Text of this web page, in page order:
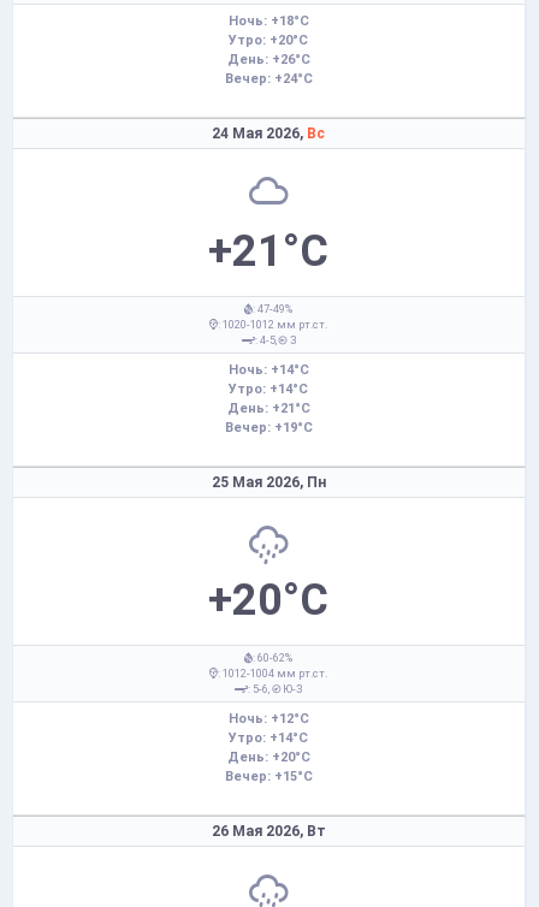
Ночь: +18°C
Утро: +20°C
День: +26°C
Вечер: +24°C
24 Мая 2026, Вс
+21°C
: 47-49%
: 1020-1012 мм рт.ст.
: 4-5,
З
Ночь: +14°C
Утро: +14°C
День: +21°C
Вечер: +19°C
25 Мая 2026, Пн
+20°C
: 60-62%
: 1012-1004 мм рт.ст.
: 5-6,
Ю-З
Ночь: +12°C
Утро: +14°C
День: +20°C
Вечер: +15°C
26 Мая 2026, Вт